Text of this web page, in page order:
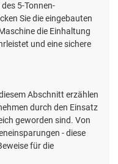
5-Tonnen-
Sie die eingebauten
die Einhaltung
und eine sichere
Abschnitt erzählen
durch den Einsatz
geworden sind. Von
- diese
für die